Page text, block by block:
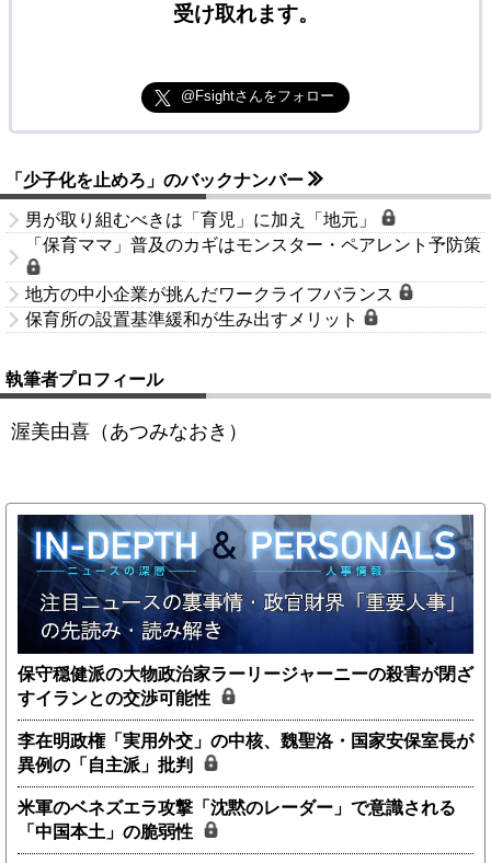
受け取れます。
@Fsightさんをフォロー
「少子化を止めろ」のバックナンバー
男が取り組むべきは「育児」に加え「地元」
「保育ママ」普及のカギはモンスター・ペアレント予防策
地方の中小企業が挑んだワークライフバランス
保育所の設置基準緩和が生み出すメリット
執筆者プロフィール
渥美由喜（あつみなおき）
保守穏健派の大物政治家ラーリージャーニーの殺害が閉ざ
すイランとの交渉可能性
李在明政権「実用外交」の中核、魏聖洛・国家安保室長が
異例の「自主派」批判
米軍のベネズエラ攻撃「沈黙のレーダー」で意識される
「中国本土」の脆弱性